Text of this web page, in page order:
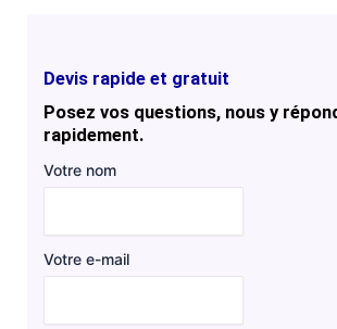
Devis rapide et gratuit
Posez vos questions, nous y
rapidement.
Votre nom
Votre e-mail